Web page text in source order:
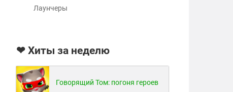
Лаунчеры
❤ Хиты за неделю
Говорящий Том: погоня героев